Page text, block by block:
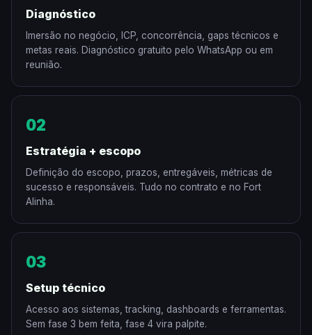
Diagnóstico
Imersão no negócio, ICP, concorrência, gaps técnicos e
metas reais. Diagnóstico gratuito pelo WhatsApp ou em
reunião.
02
Estratégia + escopo
Definição do escopo, prazos, entregáveis, métricas de
sucesso e responsáveis. Tudo no contrato e no Fort
Alinha.
03
Setup técnico
Acesso aos sistemas, tracking, dashboards e ferramentas.
Sem fase 3 bem feita, fase 4 vira palpite.